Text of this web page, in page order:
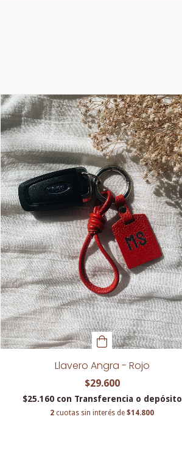
Llavero Angra - Rojo
$29.600
$25.160 con Transferencia o depósito
2 cuotas sin interés de $14.800